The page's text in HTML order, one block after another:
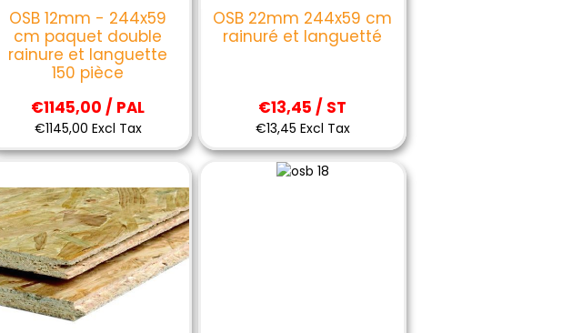
OSB 12mm - 244x59
cm paquet double
rainure et languette
150 pièce
€1145,00 / PAL
€1145,00 Excl Tax
OSB 22mm 244x59 cm
rainuré et languetté
€13,45 / ST
€13,45 Excl Tax